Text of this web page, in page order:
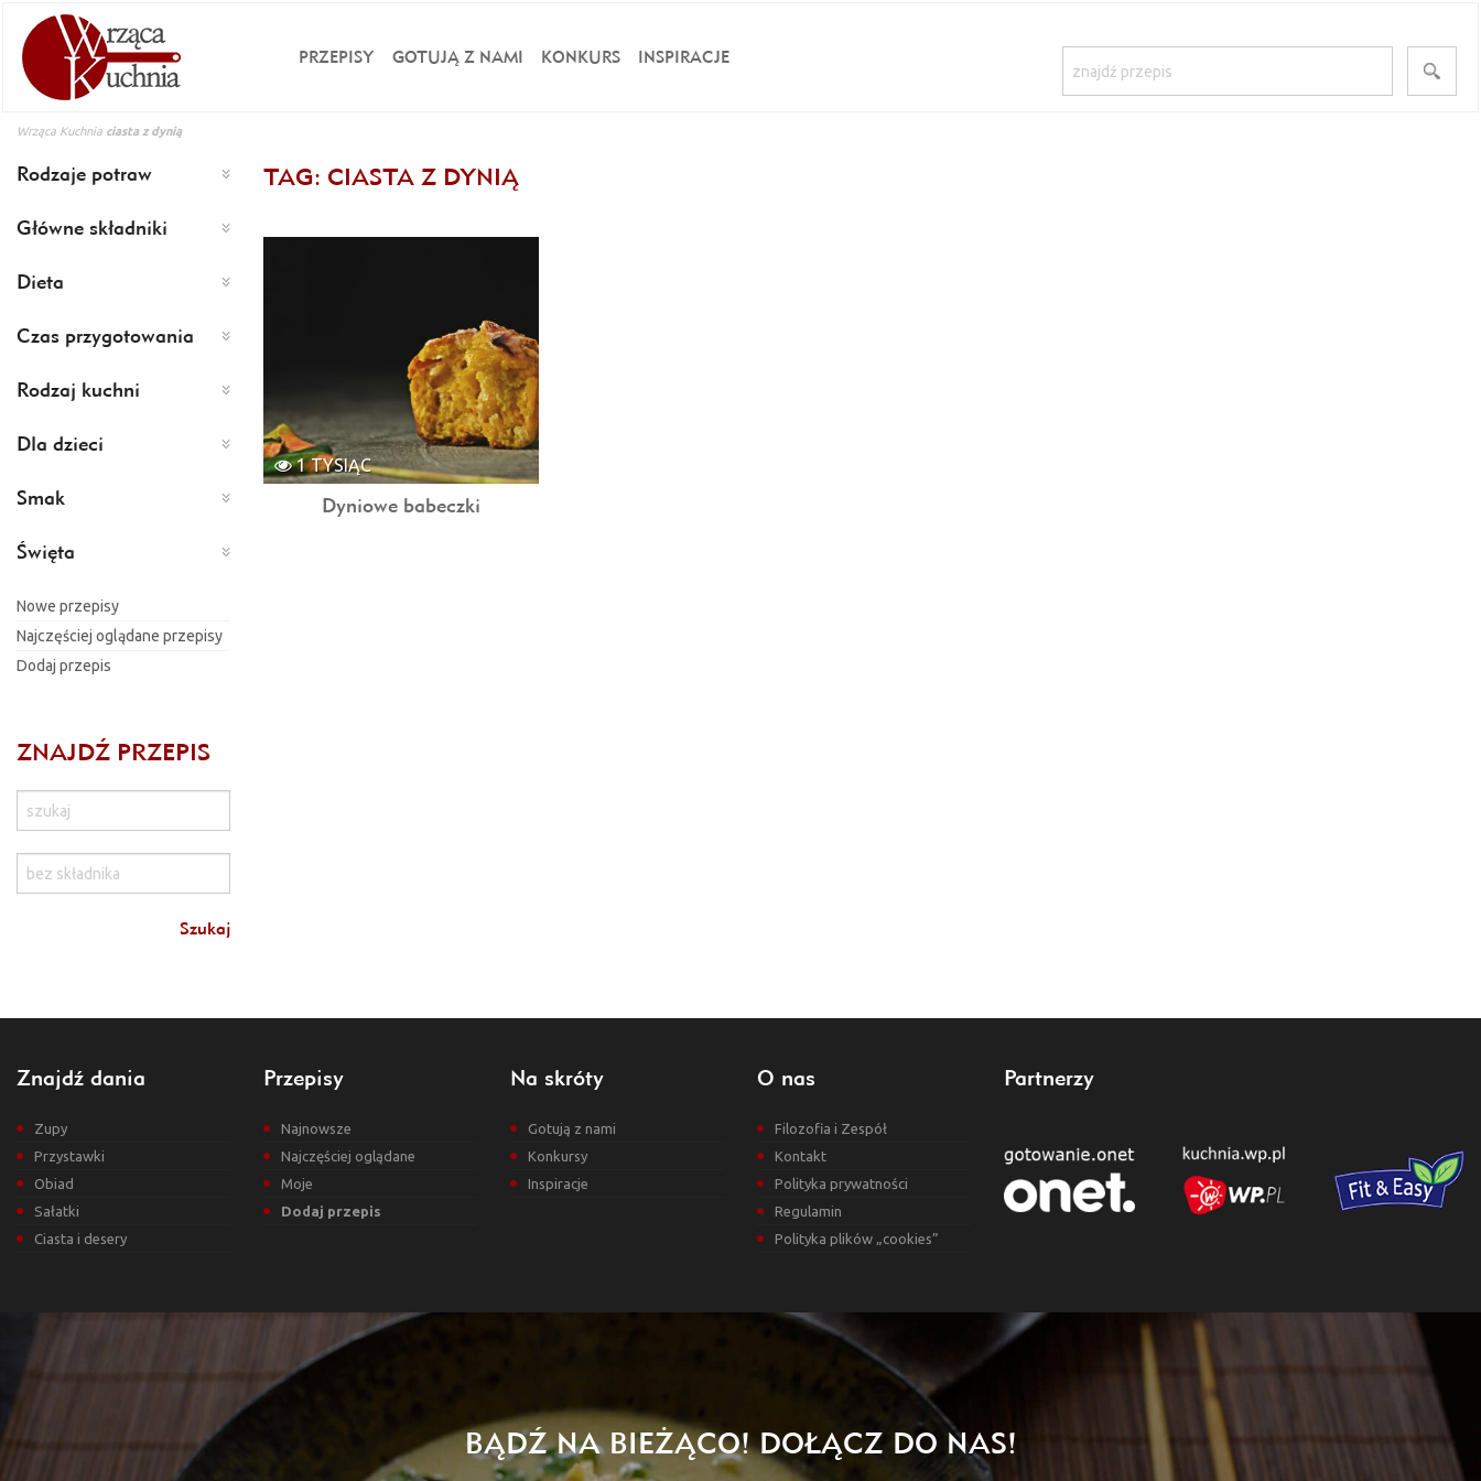
PRZEPISY GOTUJĄ Z NAMI KONKURS INSPIRACJE
Wrząca Kuchnia ciasta z dynią
Rodzaje potraw
Główne składniki
Dieta
Czas przygotowania
Rodzaj kuchni
Dla dzieci
Smak
Święta
Nowe przepisy
Najczęściej oglądane przepisy
Dodaj przepis
ZNAJDŹ PRZEPIS
TAG: CIASTA Z DYNIĄ
1 TYSIĄC
Dyniowe babeczki
Znajdź dania
Zupy
Przystawki
Obiad
Sałatki
Ciasta i desery
Przepisy
Najnowsze
Najczęściej oglądane
Moje
Dodaj przepis
Na skróty
Gotują z nami
Konkursy
Inspiracje
O nas
Filozofia i Zespół
Kontakt
Polityka prywatności
Regulamin
Polityka plików „cookies”
Partnerzy
BĄDŹ NA BIEŻĄCO! DOŁĄCZ DO NAS!